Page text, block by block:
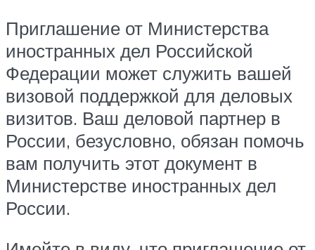
Приглашение от Министерства
иностранных дел Российской
Федерации может служить вашей
визовой поддержкой для деловых
визитов. Ваш деловой партнер в
России, безусловно, обязан помочь
вам получить этот документ в
Министерстве иностранных дел
России.